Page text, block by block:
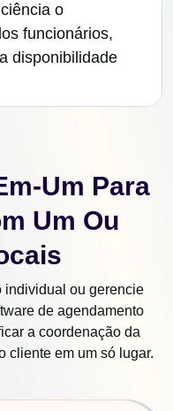
o
funcionários,
disponibilidade
Um Para
Um Ou
individual ou gerencie
de agendamento
a coordenação da
cliente em um só lugar.